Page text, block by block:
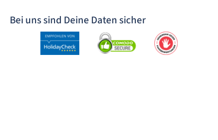
Bei uns sind Deine Daten sicher